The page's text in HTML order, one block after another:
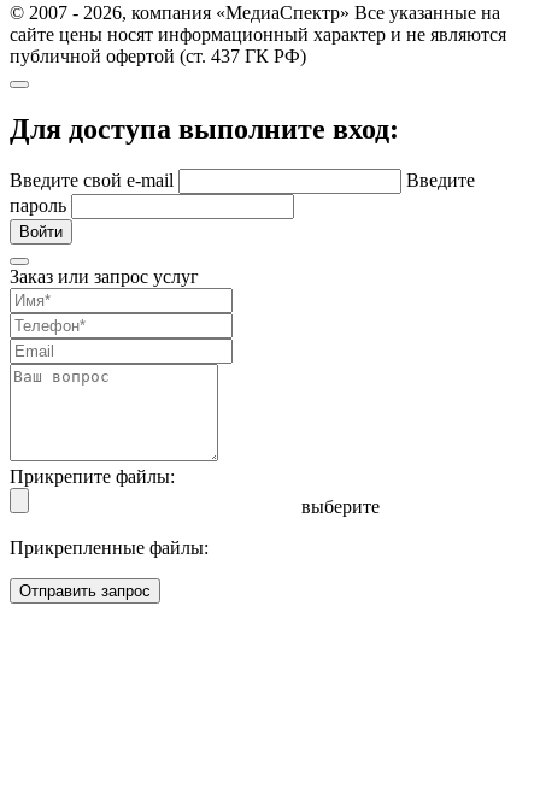
© 2007 - 2026, компания «МедиаСпектр» Все указанные на
сайте цены носят информационный характер и не являются
публичной офертой (ст. 437 ГК РФ)
Для доступа выполните вход:
Введите свой e-mail
Введите
пароль
Войти
Заказ или запрос услуг
Прикрепите файлы:
выберите
Прикрепленные файлы:
Отправить запрос